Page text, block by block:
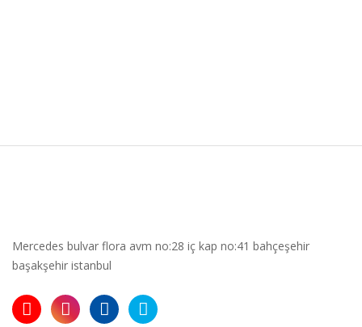
Mercedes bulvar flora avm no:28 iç kap no:41 bahçeşehir
başakşehir istanbul